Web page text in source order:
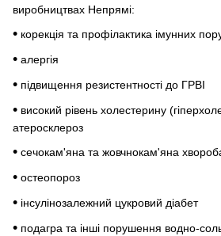
виробництвах Непрямі:
• корекція та профілактика імунних
• алергія
• підвищення резистентності до ГРВІ
• високий рівень холестерину
атеросклероз
• сечокам'яна та жовчнокам'яна
• остеопороз
• інсулінозалежний цукровий діабет
• подагра та інші порушення водно-